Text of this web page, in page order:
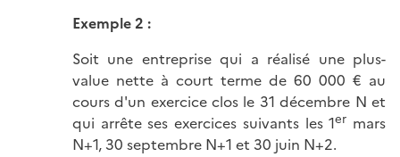
Exemple 2 :
Soit une entreprise qui a réalisé une plus-
value nette à court terme de 60 000 € au
cours d'un exercice clos le 31 décembre N et
qui arrête ses exercices suivants les 1er mars
N+1, 30 septembre N+1 et 30 juin N+2.